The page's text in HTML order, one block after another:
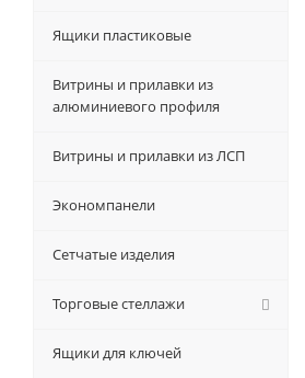
Ящики пластиковые
Витрины и прилавки из
алюминиевого профиля
Витрины и прилавки из ЛСП
Экономпанели
Сетчатые изделия
Торговые стеллажи
Ящики для ключей